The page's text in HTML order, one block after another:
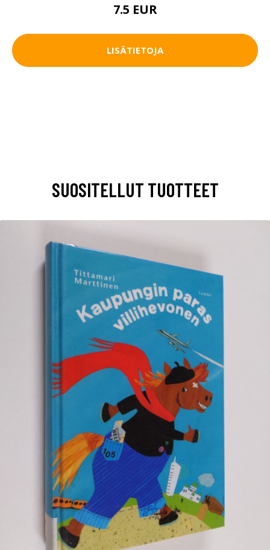
7.5 EUR
LISÄTIETOJA
SUOSITELLUT TUOTTEET